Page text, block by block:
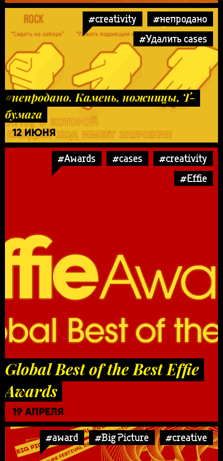
#creativity
#непродано
#Удалить cases
#непродано. Камень, ножницы, Т-
бумага
12 ИЮНЯ
#Awards #cases
#creativity
#Effie
Global Best of the Best Effie
Awards
19 АПРЕЛЯ
#award #Big Picture #creative